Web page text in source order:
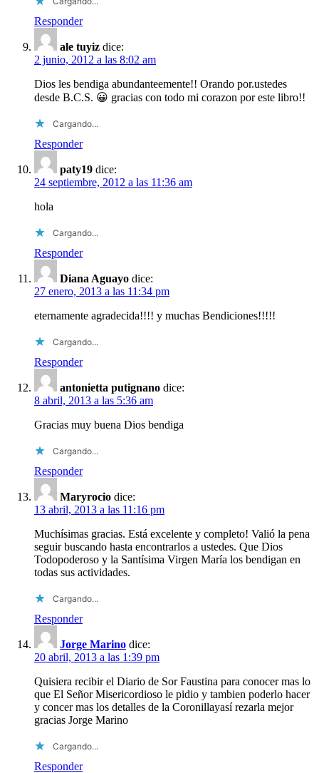
Responder
ale tuyiz dice:
2 junio, 2012 a las 8:02 am
Dios les bendiga abundanteemente!! Orando por.ustedes
desde B.C.S. 😀 gracias con todo mi corazon por este libro!!
Cargando...
Responder
paty19 dice:
24 septiembre, 2012 a las 11:36 am
hola
Cargando...
Responder
Diana Aguayo dice:
27 enero, 2013 a las 11:34 pm
eternamente agradecida!!!! y muchas Bendiciones!!!!!
Cargando...
Responder
antonietta putignano dice:
8 abril, 2013 a las 5:36 am
Gracias muy buena Dios bendiga
Cargando...
Responder
Maryrocio dice:
13 abril, 2013 a las 11:16 pm
Muchísimas gracias. Está excelente y completo! Valió la pena
seguir buscando hasta encontrarlos a ustedes. Que Dios
Todopoderoso y la Santísima Virgen María los bendigan en
todas sus actividades.
Cargando...
Responder
Jorge Marino dice:
20 abril, 2013 a las 1:39 pm
Quisiera recibir el Diario de Sor Faustina para conocer mas lo
que El Señor Misericordioso le pidio y tambien poderlo hacer
y concer mas los detalles de la Coronillayasí rezarla mejor
gracias Jorge Marino
Cargando...
Responder